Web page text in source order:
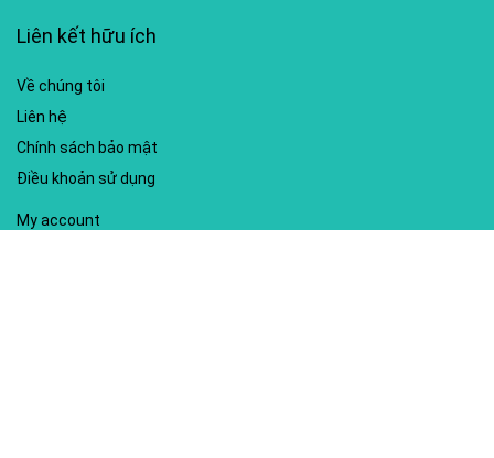
Liên kết hữu ích
Về chúng tôi
Liên hệ
Chính sách bảo mật
Điều khoản sử dụng
My account